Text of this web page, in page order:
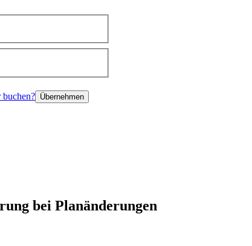
Übernehmen
bei Planänderungen